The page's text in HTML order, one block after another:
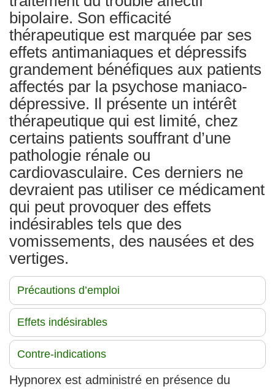
bipolaire. Son efficacité
thérapeutique est marquée par ses
effets antimaniaques et dépressifs
grandement bénéfiques aux patients
affectés par la psychose maniaco-
dépressive. Il présente un intérêt
thérapeutique qui est limité, chez
certains patients souffrant d’une
pathologie rénale ou
cardiovasculaire. Ces derniers ne
devraient pas utiliser ce médicament
qui peut provoquer des effets
indésirables tels que des
vomissements, des nausées et des
vertiges.
Précautions d’emploi
Effets indésirables
Contre-indications
Hypnorex est administré en présence du